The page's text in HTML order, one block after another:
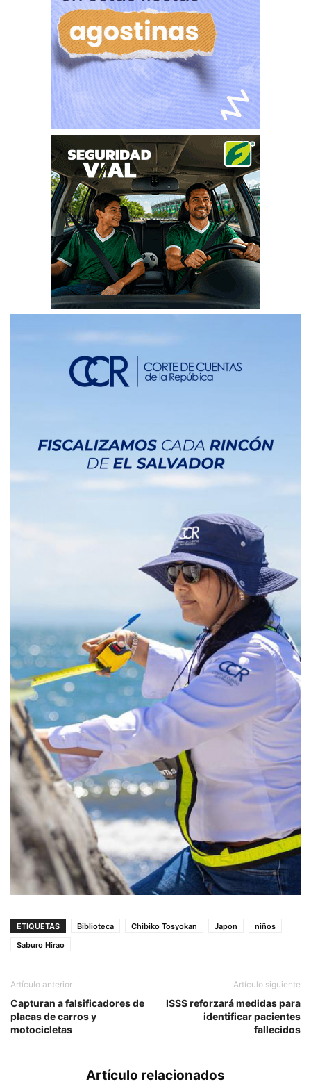
ETIQUETAS Biblioteca Chibiko Tosyokan Japon
niños
Saburo Hirao
Artículo anterior
Capturan a falsificadores de
placas de carros y
motocicletas
Artículo siguiente
ISSS reforzará medidas para
identificar pacientes
fallecidos
Artículo relacionados